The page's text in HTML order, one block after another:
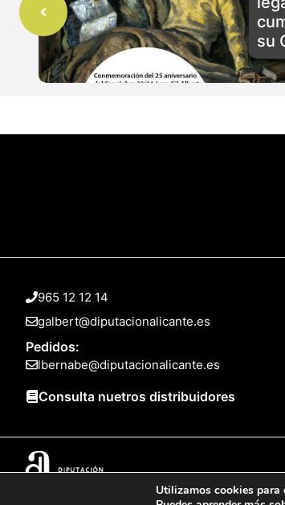
su
965 12 12 14
galbert@diputacionalicante.es
Pedidos:
lbernabe@diputacionalicante.es
Consulta nuetros distribuidores
© 2025 Web desarrollada por el Servicio de
Utilizamos cookies para